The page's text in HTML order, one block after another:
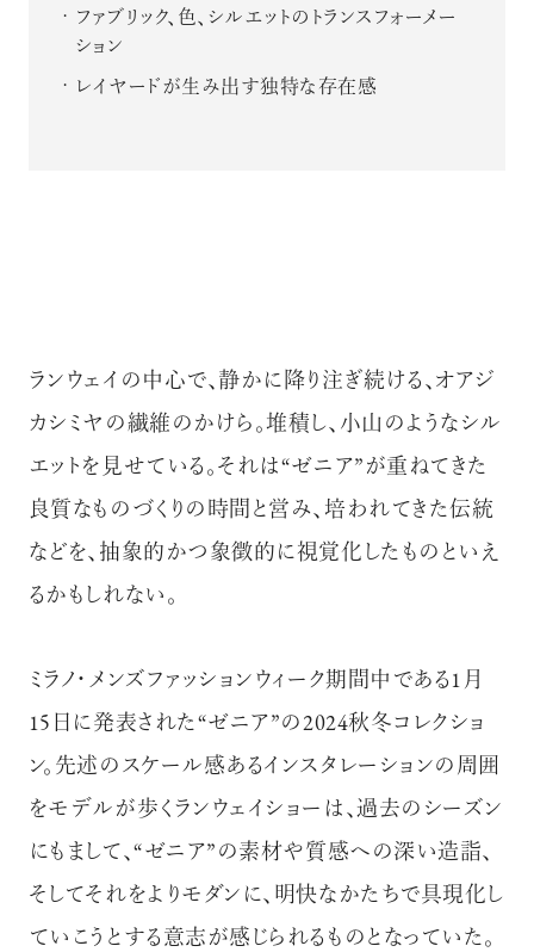
ファブリック、色、シルエットのトランスフォーメー
ション
レイヤードが生み出す独特な存在感
ランウェイの中心で、静かに降り注ぎ続ける、オアジ
カシミヤの繊維のかけら。堆積し、小山のようなシル
エットを見せている。それは“ゼニア”が重ねてきた
良質なものづくりの時間と営み、培われてきた伝統
などを、抽象的かつ象徴的に視覚化したものといえ
るかもしれない。
ミラノ・メンズファッションウィーク期間中である1月
15日に発表された“ゼニア”の2024秋冬コレクショ
ン。先述のスケール感あるインスタレーションの周囲
をモデルが歩くランウェイショーは、過去のシーズン
にもまして、“ゼニア”の素材や質感への深い造詣、
そしてそれをよりモダンに、明快なかたちで具現化し
ていこうとする意志が感じられるものとなっていた。